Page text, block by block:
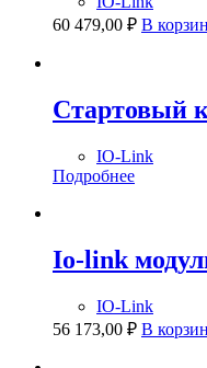
60 479,00 ₽ В
Стартовый
IO-Link
Подробнее
Io-link
IO-Link
56 173,00 ₽ В